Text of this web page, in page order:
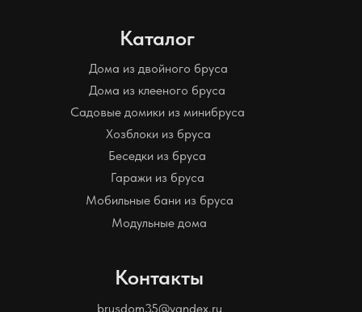
Контакты
brusdom35@yandex.ru
Каталог
Дома из двойного бруса
Дома из клееного бруса
Садовые домики из минибруса
Хозблоки из бруса
Гаражи из бруса
Беседки из бруса
Модульные дома
Мобильные бани из бруса